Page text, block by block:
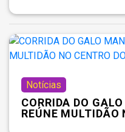
Notícias
CORRIDA DO
REÚNE MULTIDÃO